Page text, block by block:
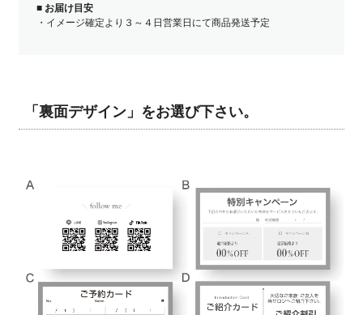
■ お届け目安
・イメージ確定より３～４日営業日にて商品発送予定
「裏面デザイン」をお選び下さい。